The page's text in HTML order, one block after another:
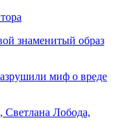
знаменитый образ
миф о вреде
Светлана Лобода,